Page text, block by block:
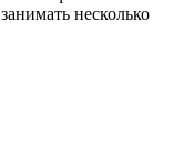
несколько